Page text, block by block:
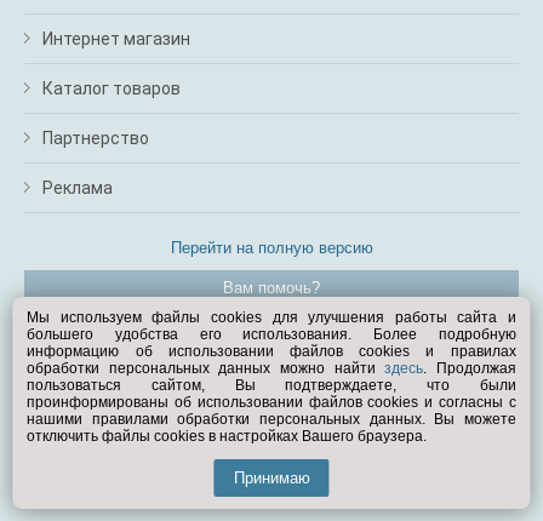
Интернет магазин
Каталог товаров
Партнерство
Реклама
Перейти на полную версию
Вам помочь?
© Exist.ru 1998—2026
Мы используем файлы cookies для улучшения работы сайта и
большего удобства его использования. Более подробную
информацию об использовании файлов cookies и правилах
обработки персональных данных можно найтиздесь. Продолжая
пользоваться сайтом, Вы подтверждаете, что были
проинформированы об использовании файлов cookies и согласны с
нашими правилами обработки персональных данных. Вы можете
отключить файлы cookies в настройках Вашего браузера.
Принимаю